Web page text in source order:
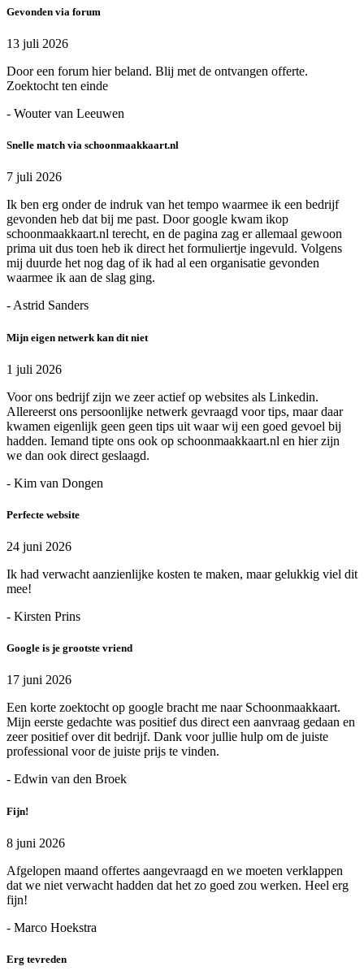
Gevonden via forum
13 juli 2026
Door een forum hier beland. Blij met de ontvangen offerte.
Zoektocht ten einde
- Wouter van Leeuwen
Snelle match via schoonmaakkaart.nl
7 juli 2026
Ik ben erg onder de indruk van het tempo waarmee ik een bedrijf
gevonden heb dat bij me past. Door google kwam ikop
schoonmaakkaart.nl terecht, en de pagina zag er allemaal gewoon
prima uit dus toen heb ik direct het formuliertje ingevuld. Volgens
mij duurde het nog dag of ik had al een organisatie gevonden
waarmee ik aan de slag ging.
- Astrid Sanders
Mijn eigen netwerk kan dit niet
1 juli 2026
Voor ons bedrijf zijn we zeer actief op websites als Linkedin.
Allereerst ons persoonlijke netwerk gevraagd voor tips, maar daar
kwamen eigenlijk geen geen tips uit waar wij een goed gevoel bij
hadden. Iemand tipte ons ook op schoonmaakkaart.nl en hier zijn
we dan ook direct geslaagd.
- Kim van Dongen
Perfecte website
24 juni 2026
Ik had verwacht aanzienlijke kosten te maken, maar gelukkig viel dit
mee!
- Kirsten Prins
Google is je grootste vriend
17 juni 2026
Een korte zoektocht op google bracht me naar Schoonmaakkaart.
Mijn eerste gedachte was positief dus direct een aanvraag gedaan en
zeer positief over dit bedrijf. Dank voor jullie hulp om de juiste
professional voor de juiste prijs te vinden.
- Edwin van den Broek
Fijn!
8 juni 2026
Afgelopen maand offertes aangevraagd en we moeten verklappen
dat we niet verwacht hadden dat het zo goed zou werken. Heel erg
fijn!
- Marco Hoekstra
Erg tevreden